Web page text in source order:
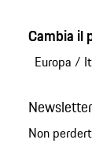
Cambia il
Europa /
Newsletter
Non